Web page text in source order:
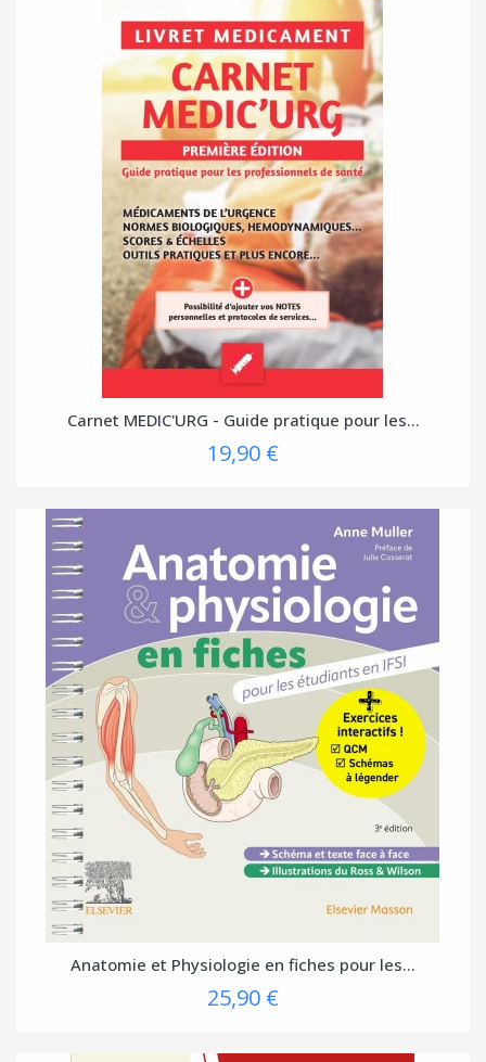
Carnet MEDIC'URG - Guide pratique pour les...
19,90 €
Anatomie et Physiologie en fiches pour les...
25,90 €